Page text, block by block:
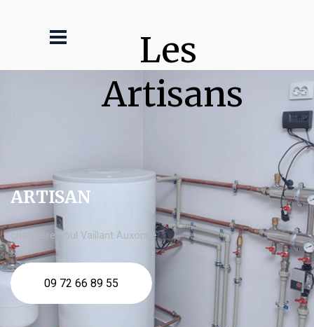
Les
Artisans
ARTISAN
chaudière fioul Vaillant Auxonne
09 72 66 89 55